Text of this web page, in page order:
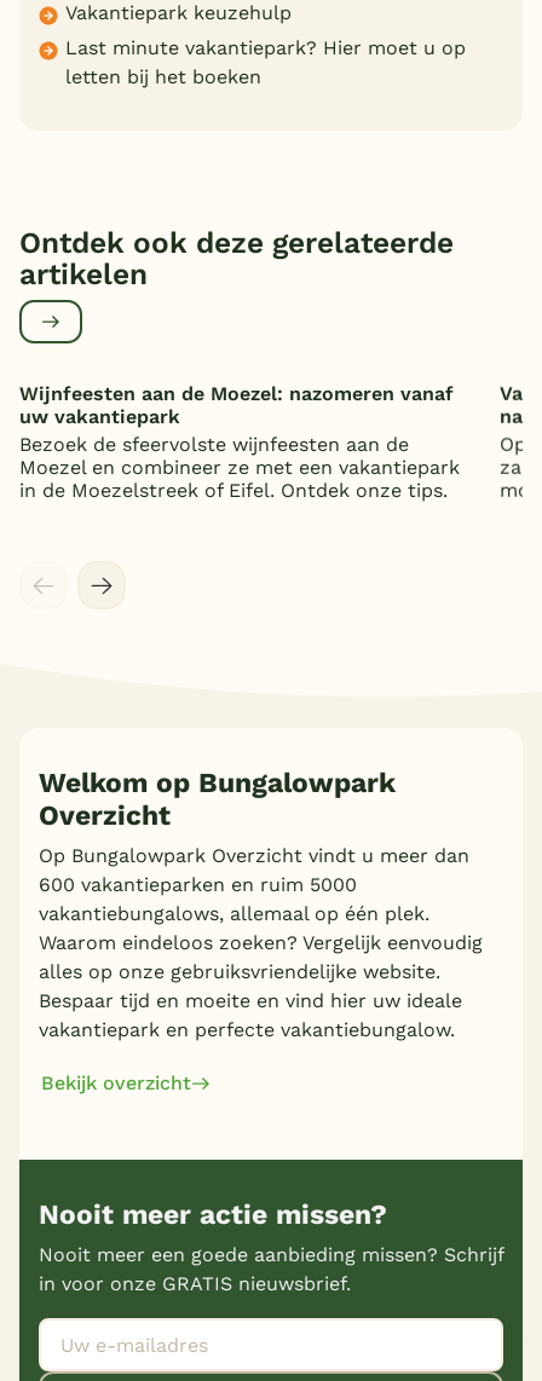
Vakantiepark keuzehulp
Last minute vakantiepark? Hier moet u op
letten bij het boeken
Ontdek ook deze gerelateerde
artikelen
Wijnfeesten aan de Moezel: nazomeren vanaf
uw vakantiepark
Bezoek de sfeervolste wijnfeesten aan de
Moezel en combineer ze met een vakantiepark
in de Moezelstreek of Eifel. Ontdek onze tips.
Op
Welkom op Bungalowpark
Overzicht
Op Bungalowpark Overzicht vindt u meer dan
600 vakantieparken en ruim 5000
vakantiebungalows, allemaal op één plek.
Waarom eindeloos zoeken? Vergelijk eenvoudig
alles op onze gebruiksvriendelijke website.
Bespaar tijd en moeite en vind hier uw ideale
vakantiepark en perfecte vakantiebungalow.
Bekijk overzicht
Nooit meer actie missen?
Nooit meer een goede aanbieding missen? Schrijf
in voor onze GRATIS nieuwsbrief.